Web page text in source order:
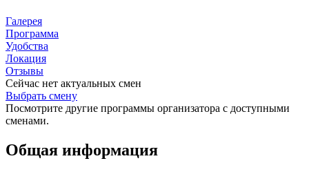
Галерея
Программа
Удобства
Локация
Отзывы
Сейчас нет актуальных смен
Выбрать смену
Посмотрите другие программы организатора с доступными
сменами.
Общая информация